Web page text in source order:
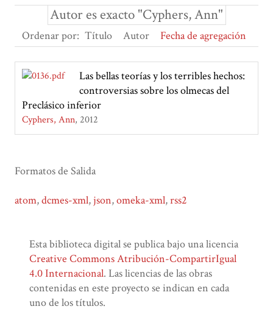
Autor es exacto "Cyphers, Ann"
Ordenar por: Título Autor Fecha de agregación
Las bellas teorías y los terribles hechos:
controversias sobre los olmecas del
Preclásico inferior
Cyphers, Ann 2012
Formatos de Salida
atom,dcmes-xml, json,omeka-xml,rss2
Esta biblioteca digital se publica bajo una licencia
Creative Commons Atribución-CompartirIgual
4.0 Internacional. Las licencias de las obras
contenidas en este proyecto se indican en cada
uno de los títulos.